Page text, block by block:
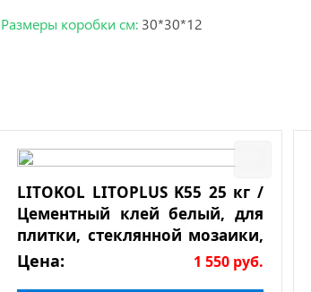
Размеры коробки см: 30*30*12
LITOKOL LITOPLUS K55 25 кг /
Цементный клей белый, для
плитки, стеклянной мозаики,
натурального камня
Цена: 1 550 руб.